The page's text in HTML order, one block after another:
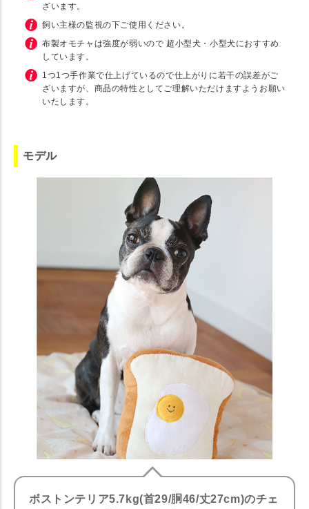
ざいます。
飼い主様の監視の下ご使用ください。
布製オモチャは強度が弱いので 超小型犬・小型犬におすすめ
しています。
1つ1つ手作業で仕上げているので仕上がりに若干の誤差がご
ざいますが、商品の特性としてご理解いただけますようお願い
いたします。
モデル
ボストンテリア5.7kg(首29/胴46/丈27cm)のチェ